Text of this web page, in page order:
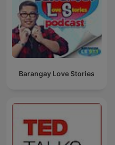
Barangay Love Stories